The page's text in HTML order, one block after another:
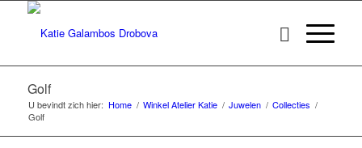
Golf
U bevindt zich hier: Home / Winkel Atelier Katie / Juwelen / Collecties /
Golf